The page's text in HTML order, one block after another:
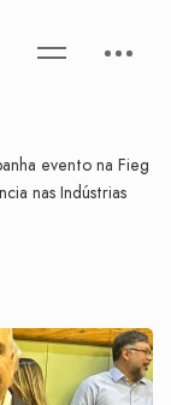
evento na Fieg
nas Indústrias